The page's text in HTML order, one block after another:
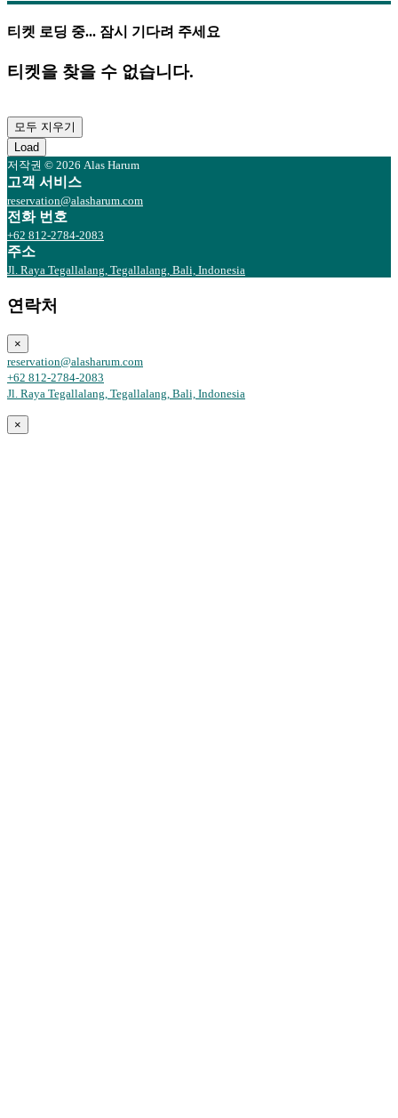
티켓 로딩 중... 잠시 기다려 주세요
티켓을 찾을 수 없습니다.
모두 지우기
Load
저작권 © 2026 Alas Harum
고객 서비스
reservation@alasharum.com
전화 번호
+62 812-2784-2083
주소
Jl. Raya Tegallalang, Tegallalang, Bali, Indonesia
연락처
×
reservation@alasharum.com
+62 812-2784-2083
Jl. Raya Tegallalang, Tegallalang, Bali, Indonesia
×